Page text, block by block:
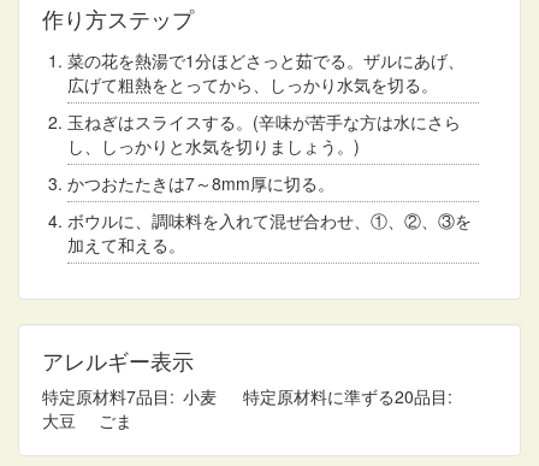
作り方ステップ
菜の花を熱湯で1分ほどさっと茹でる。ザルにあげ、
広げて粗熱をとってから、しっかり水気を切る。
玉ねぎはスライスする。(辛味が苦手な方は水にさら
し、しっかりと水気を切りましょう。)
かつおたたきは7～8mm厚に切る。
ボウルに、調味料を入れて混ぜ合わせ、①、②、③を
加えて和える。
アレルギー表示
特定原材料7品目 小麦
特定原材料に準ずる20品目
大豆
ごま